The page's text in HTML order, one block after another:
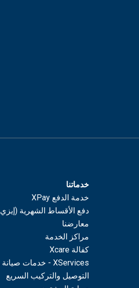
خدماتنا
خدمة الدفع XPay
دفع الأقساط الشهرية
معارضنا
مراكز الخدمة
كفالة Xcare
XServices - خدمات صيانة و أكثر!
التوصيل والتركيب السريع